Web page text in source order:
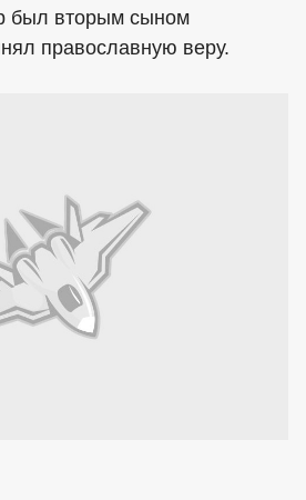
был вторым сыном
православную веру.